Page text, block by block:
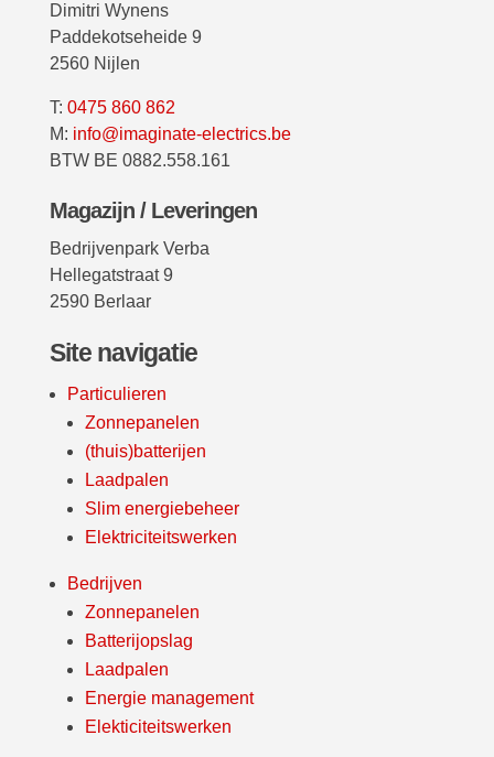
Dimitri Wynens
Paddekotseheide 9
2560 Nijlen
T: 0475 860 862
M: info@imaginate-electrics.be
BTW BE 0882.558.161
Magazijn / Leveringen
Bedrijvenpark Verba
Hellegatstraat 9
2590 Berlaar
Site navigatie
Particulieren
Zonnepanelen
(thuis)batterijen
Laadpalen
Slim energiebeheer
Elektriciteitswerken
Bedrijven
Zonnepanelen
Batterijopslag
Laadpalen
Energie management
Elekticiteitswerken